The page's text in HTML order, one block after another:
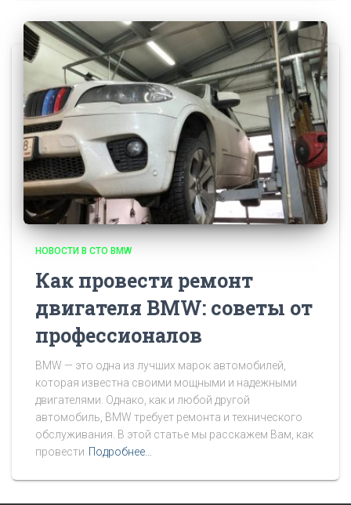
НОВОСТИ В СТО BMW
Как провести ремонт
двигателя BMW: советы от
профессионалов
BMW — это одна из лучших марок автомобилей,
которая известна своими мощными и надежными
двигателями. Однако, как и любой другой
автомобиль, BMW требует ремонта и технического
обслуживания. В этой статье мы расскажем Вам, как
провести Подробнее…